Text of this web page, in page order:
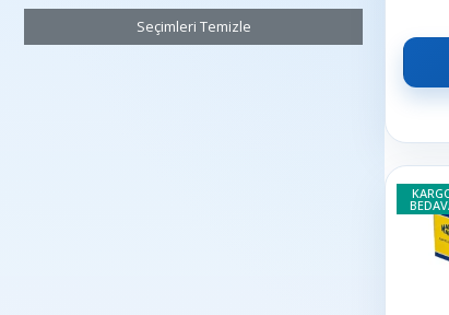
LANCİA
LEMFORDER
Seçimleri Temizle